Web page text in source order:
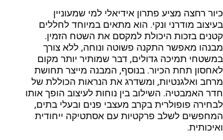
כיור רחצה מציע פתרון אידיאלי למי שמעוניין
בעיצוב מודרני ונקי. הוא מתאים במיוחד לחללים
קטנים בזכות היכולת למקסם את השטח הזמין.
מבנהו מאפשר התקנה פשוטה ונוחה, ללא צורך
במשטחי תמיכה גדולים, דבר שמותיר יותר מקום
לאחסון תחת הכיור. בנוסף, המבנה מייצר תחושת
מרחב ואלגנטיות, ומשדרג את הנראות הכוללת של
חדר האמבטיה. השילוב בין נוחות לעיצוב הופך אותו
לבחירה פופולרית בקרב מעצבי פנים ובעלי בתים,
המחפשים לשלב פרקטיות עם אסתטיקה ייחודית
ואיכותית.